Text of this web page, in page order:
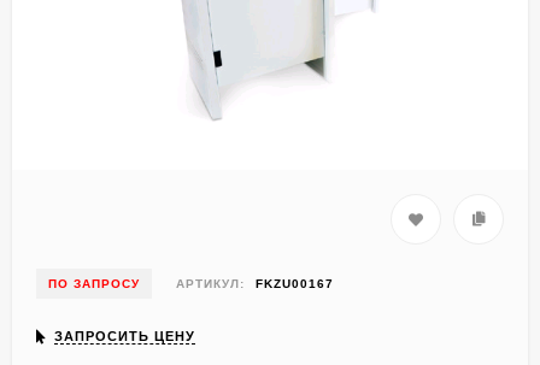
ПО ЗАПРОСУ АРТИКУЛ: FKZU00167
ЗАПРОСИТЬ ЦЕНУ